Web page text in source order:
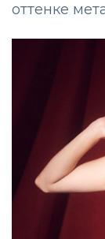
оттенке